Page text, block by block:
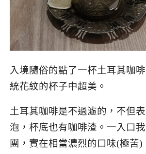
入境隨俗的點了一杯土耳其咖
統花紋的杯子中超美。
土耳其咖啡是不過濾的，不但
泡，杯底也有咖啡渣。一入口
團，實在相當濃烈的口味(極苦)